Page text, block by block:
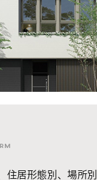
住居形態別、場所別